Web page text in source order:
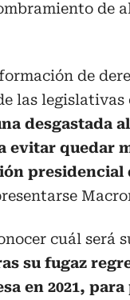
de
de
las
desgastada
evitar quedar
presidencial
cuál será
su fugaz
en 2021,